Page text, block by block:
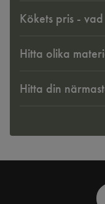
Kökets pris -
Hitta olika
Hitta din